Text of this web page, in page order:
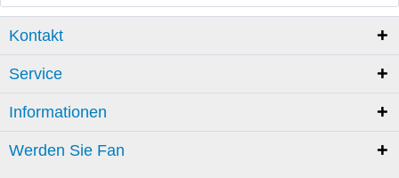
Kontakt
Service
Informationen
Werden Sie Fan